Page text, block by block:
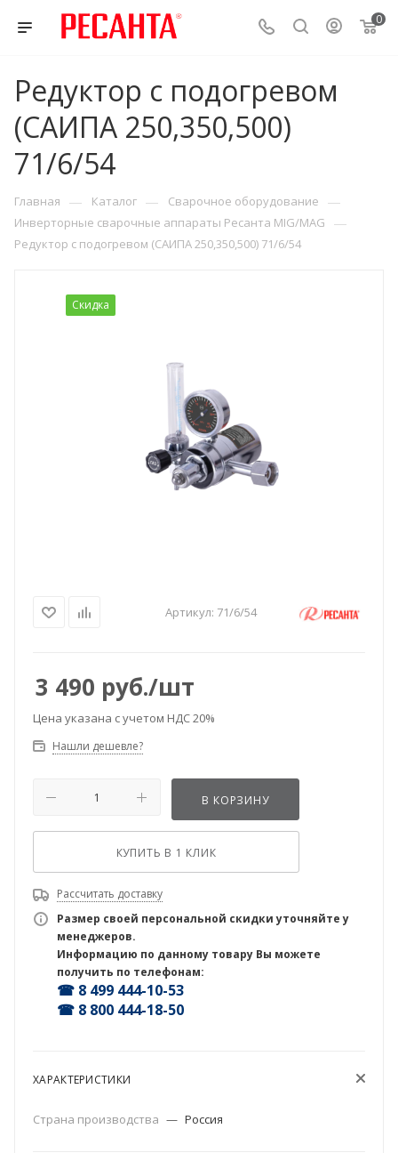
0
Редуктор с подогревом
(САИПА 250,350,500)
71/6/54
Главная — Каталог — Сварочное оборудование —
Инверторные сварочные аппараты Ресанта MIG/MAG —
Редуктор с подогревом (САИПА 250,350,500) 71/6/54
Скидка
Артикул: 71/6/54
3 490 руб./шт
Цена указана с учетом НДС 20%
Нашли дешевле?
В КОРЗИНУ
КУПИТЬ В 1 КЛИК
Рассчитать доставку
Размер своей персональной скидки уточняйте у
менеджеров.
Информацию по данному товару Вы можете
получить по телефонам:
☎ 8 499 444-10-53
☎ 8 800 444-18-50
ХАРАКТЕРИСТИКИ
Страна производства — Россия